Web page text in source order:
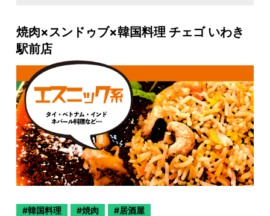
焼肉×スンドゥブ×韓国料理 チェゴ いわき
駅前店
韓国料理 焼肉 居酒屋